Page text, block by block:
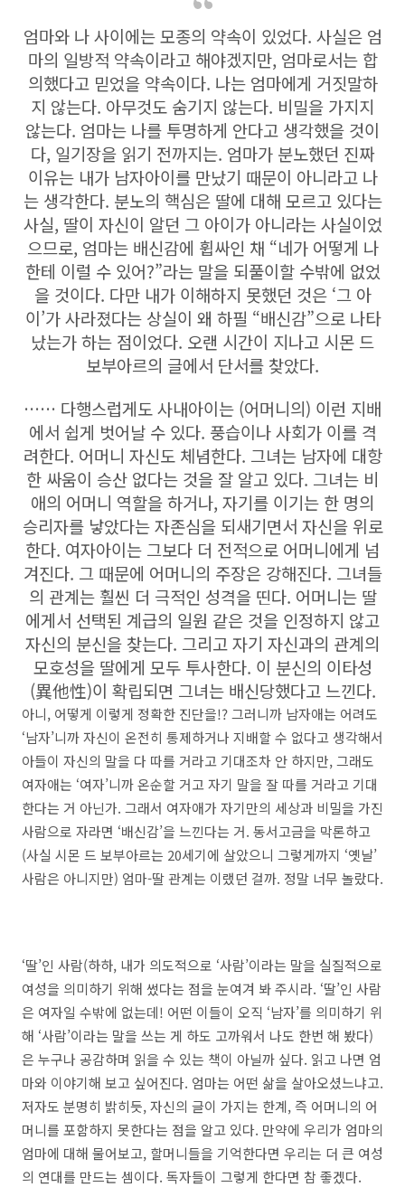
엄마와 나 사이에는 모종의 약속이 있었다. 사실은 엄
마의 일방적 약속이라고 해야겠지만, 엄마로서는 합
의했다고 믿었을 약속이다. 나는 엄마에게 거짓말하
지 않는다. 아무것도 숨기지 않는다. 비밀을 가지지
않는다. 엄마는 나를 투명하게 안다고 생각했을 것이
다, 일기장을 읽기 전까지는. 엄마가 분노했던 진짜
이유는 내가 남자아이를 만났기 때문이 아니라고 나
는 생각한다. 분노의 핵심은 딸에 대해 모르고 있다는
사실, 딸이 자신이 알던 그 아이가 아니라는 사실이었
으므로, 엄마는 배신감에 휩싸인 채 “네가 어떻게 나
한테 이럴 수 있어?”라는 말을 되풀이할 수밖에 없었
을 것이다. 다만 내가 이해하지 못했던 것은 ‘그 아
이’가 사라졌다는 상실이 왜 하필 “배신감”으로 나타
났는가 하는 점이었다. 오랜 시간이 지나고 시몬 드
보부아르의 글에서 단서를 찾았다.
…… 다행스럽게도 사내아이는 (어머니의) 이런 지배
에서 쉽게 벗어날 수 있다. 풍습이나 사회가 이를 격
려한다. 어머니 자신도 체념한다. 그녀는 남자에 대항
한 싸움이 승산 없다는 것을 잘 알고 있다. 그녀는 비
애의 어머니 역할을 하거나, 자기를 이기는 한 명의
승리자를 낳았다는 자존심을 되새기면서 자신을 위로
한다. 여자아이는 그보다 더 전적으로 어머니에게 넘
겨진다. 그 때문에 어머니의 주장은 강해진다. 그녀들
의 관계는 훨씬 더 극적인 성격을 띤다. 어머니는 딸
에게서 선택된 계급의 일원 같은 것을 인정하지 않고
자신의 분신을 찾는다. 그리고 자기 자신과의 관계의
모호성을 딸에게 모두 투사한다. 이 분신의 이타성
(異他性)이 확립되면 그녀는 배신당했다고 느낀다.
아니, 어떻게 이렇게 정확한 진단을!? 그러니까 남자애는 어려도
‘남자’니까 자신이 온전히 통제하거나 지배할 수 없다고 생각해서
아들이 자신의 말을 다 따를 거라고 기대조차 안 하지만, 그래도
여자애는 ‘여자’니까 온순할 거고 자기 말을 잘 따를 거라고 기대
한다는 거 아닌가. 그래서 여자애가 자기만의 세상과 비밀을 가진
사람으로 자라면 ‘배신감’을 느낀다는 거. 동서고금을 막론하고
(사실 시몬 드 보부아르는 20세기에 살았으니 그렇게까지 ‘옛날’
사람은 아니지만) 엄마-딸 관계는 이랬던 걸까. 정말 너무 놀랐다.
‘딸’인 사람(하하, 내가 의도적으로 ‘사람’이라는 말을 실질적으로
여성을 의미하기 위해 썼다는 점을 눈여겨 봐 주시라. ‘딸’인 사람
은 여자일 수밖에 없는데! 어떤 이들이 오직 ‘남자’를 의미하기 위
해 ‘사람’이라는 말을 쓰는 게 하도 고까워서 나도 한번 해 봤다)
은 누구나 공감하며 읽을 수 있는 책이 아닐까 싶다. 읽고 나면 엄
마와 이야기해 보고 싶어진다. 엄마는 어떤 삶을 살아오셨느냐고.
저자도 분명히 밝히듯, 자신의 글이 가지는 한계, 즉 어머니의 어
머니를 포함하지 못한다는 점을 알고 있다. 만약에 우리가 엄마의
엄마에 대해 물어보고, 할머니들을 기억한다면 우리는 더 큰 여성
의 연대를 만드는 셈이다. 독자들이 그렇게 한다면 참 좋겠다.